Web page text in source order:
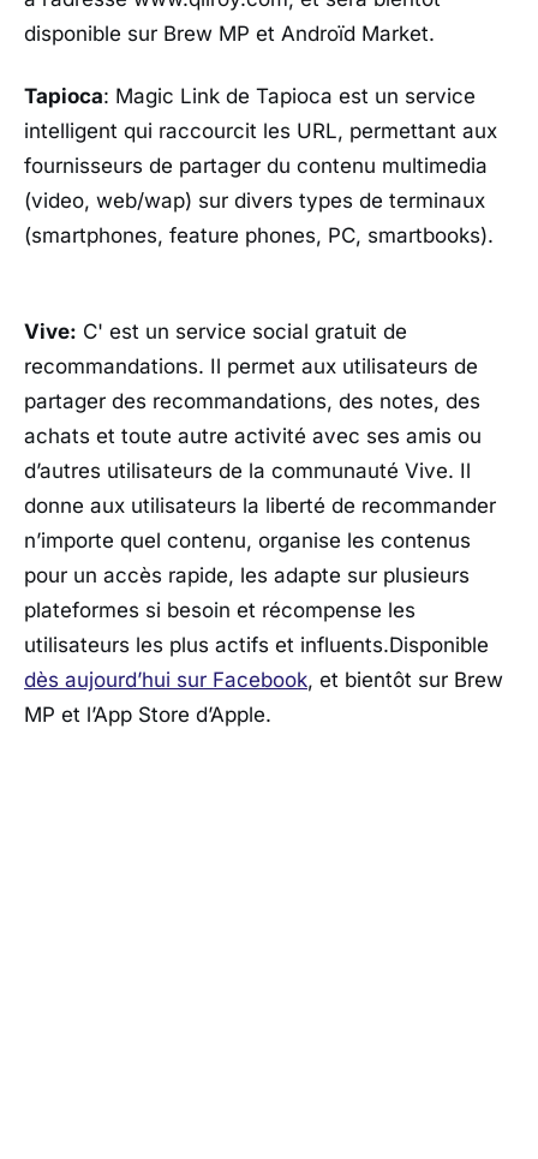
disponible sur Brew MP et Androïd Market.
Tapioca: Magic Link de Tapioca est un service
intelligent qui raccourcit les URL, permettant aux
fournisseurs de partager du contenu multimedia
(video, web/wap) sur divers types de terminaux
(smartphones, feature phones, PC, smartbooks).
Vive: C' est un service social gratuit de
recommandations. Il permet aux utilisateurs de
partager des recommandations, des notes, des
achats et toute autre activité avec ses amis ou
d’autres utilisateurs de la communauté Vive. Il
donne aux utilisateurs la liberté de recommander
n’importe quel contenu, organise les contenus
pour un accès rapide, les adapte sur plusieurs
plateformes si besoin et récompense les
utilisateurs les plus actifs et influents.Disponible
dès aujourd’hui sur Facebook, et bientôt sur Brew
MP et l’App Store d’Apple.